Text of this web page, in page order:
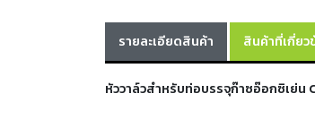
รายละเอียดสินค้า สินค้าที่เกี่ยว
หัววาล์วสำหรับท่อบรรจุก๊าซอ๊อกซิเย่น